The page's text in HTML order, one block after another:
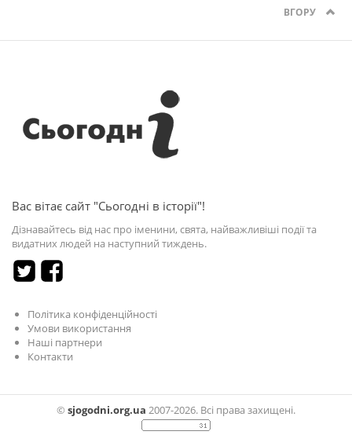
ВГОРУ
Вас вітає сайт "Сьогодні в історії"!
Дізнавайтесь від нас про іменини, свята, найважливіші події та
видатних людей на наступний тиждень.
Політика конфіденційності
Умови використання
Наші партнери
Контакти
© sjogodni.org.ua 2007-2026. Всі права захищені.